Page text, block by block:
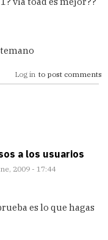
Log in to post comments
a los usuarios
2009 - 17:44
es lo que hagas